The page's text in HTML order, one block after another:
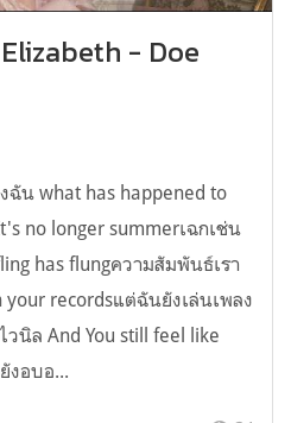
- Doe
ฉัน what has happened to
no longer summerเฉกเช่น
has flungความสัมพันธ์เรา
recordsแต่ฉันยังเล่นเพลง
นิล And You still feel like
งอบอ...